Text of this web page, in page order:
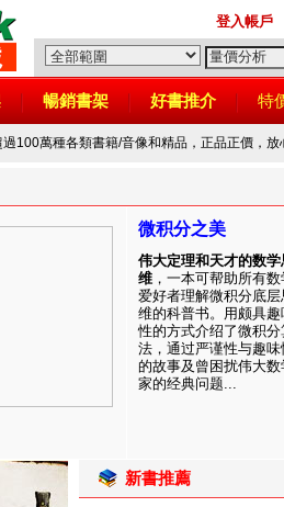
登入帳戶
暢銷書架 好書推介 特
過100萬種各類書籍/音像和精品，正品正價，
微积分之美
伟大定理和天才的数学
维 ，一本可帮助所有数
爱好者理解微积分底层
维的科普书。用颇具趣
性的方式介绍了微积分
法，通过严谨性与趣味
的故事及曾困扰伟大数
家的经典问题...
新書推薦